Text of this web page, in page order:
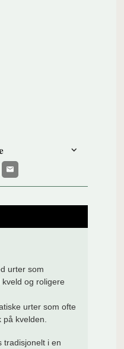
urter som
og roligere
urter som ofte
på kvelden.
tradisjonelt i en